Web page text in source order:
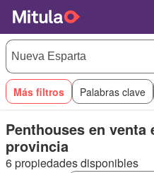
Más filtros Palabras clave
Penthouses en venta
provincia
6 propiedades disponibles